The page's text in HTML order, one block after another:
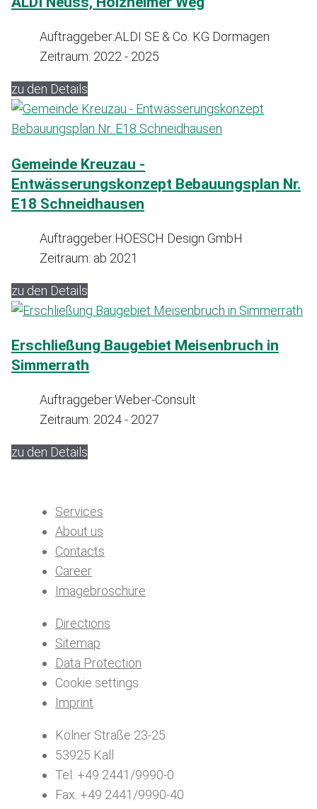
Auftraggeber:ALDI SE & Co. KG Dormagen
Zeitraum: 2022 - 2025
zu den Details
Gemeinde Kreuzau -
Entwässerungskonzept Bebauungsplan Nr.
E18 Schneidhausen
Auftraggeber:HOESCH Design GmbH
Zeitraum: ab 2021
zu den Details
Erschließung Baugebiet Meisenbruch in
Simmerrath
Auftraggeber:Weber-Consult
Zeitraum: 2024 - 2027
zu den Details
Services
About us
Contacts
Career
Imagebroschüre
Directions
Sitemap
Data Protection
Cookie settings
Imprint
Kölner Straße 23-25
53925 Kall
Tel. +49 2441/9990-0
Fax. +49 2441/9990-40